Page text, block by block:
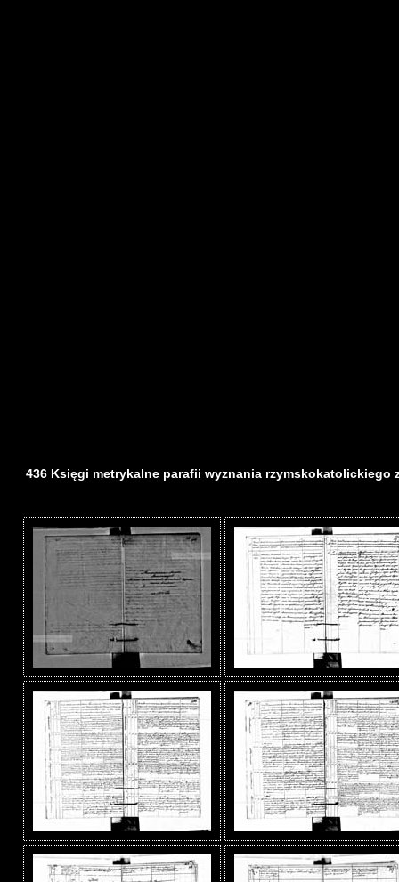
436 Księgi metrykalne parafii wyznania rzymskokatolickiego